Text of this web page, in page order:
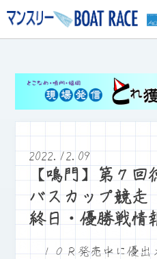
2022.12.09
【鳴門】第７回
バスカップ競走
終日・優勝戦情
１０Ｒ発売中に優出